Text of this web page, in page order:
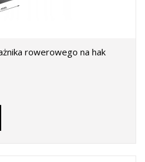
rowerowego na hak